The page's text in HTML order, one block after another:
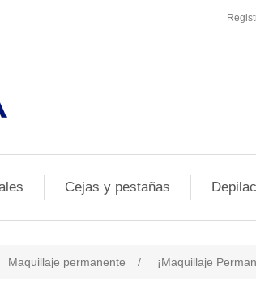
Cejas y pestañas
Maquillaje permanente / ¡Maquillaje